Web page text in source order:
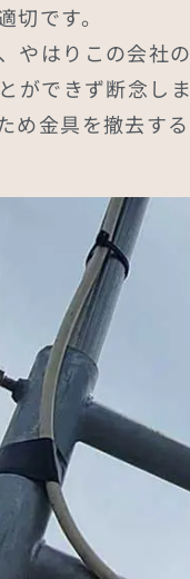
です。
やはりこの会
できず断念し
め金具を撤去す